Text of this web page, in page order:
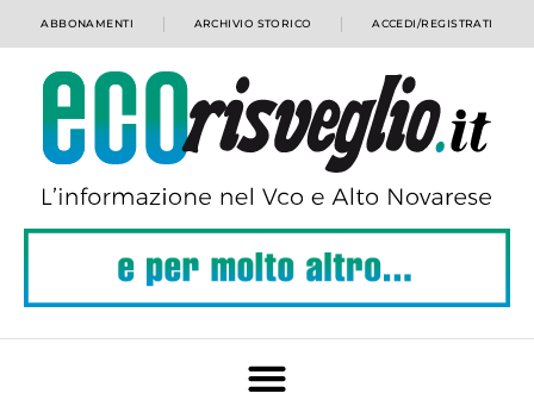
ABBONAMENTI ARCHIVIO STORICO ACCEDI/REGISTRATI